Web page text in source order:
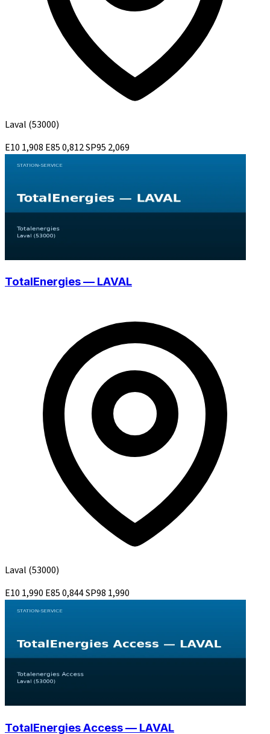
Laval (53000)
E10 1,908 E850,812SP95 2,069
TotalEnergies — LAVAL
Laval (53000)
E10 1,990 E850,844SP98 1,990
TotalEnergies Access — LAVAL